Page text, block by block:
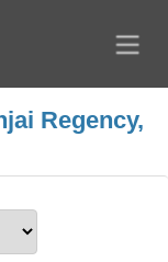
Regency,